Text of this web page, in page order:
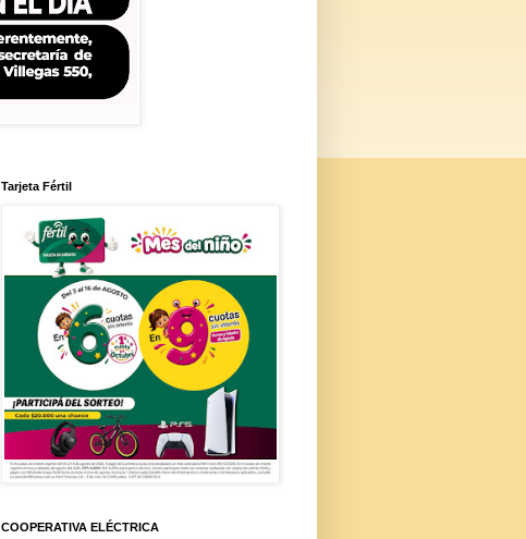
Tarjeta Fértil
COOPERATIVA ELÉCTRICA